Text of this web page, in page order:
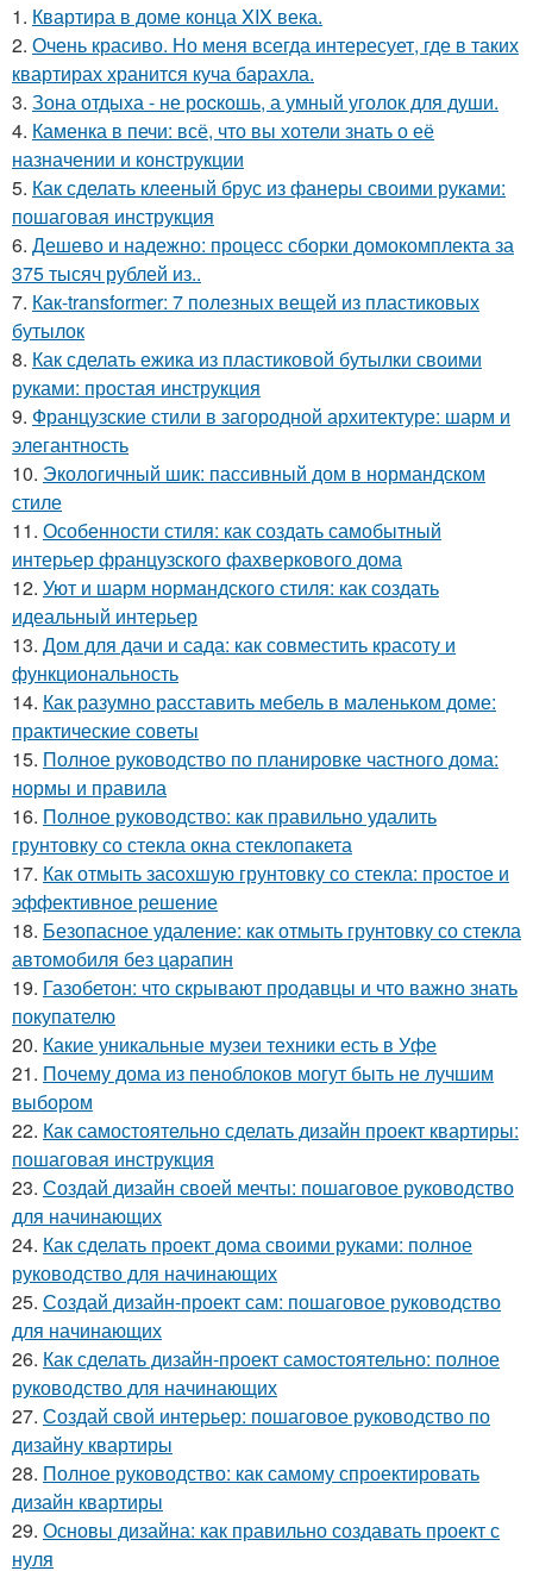
1. Квартира в доме конца XIX века.
2. Очень красиво. Но меня всегда интересует, где в таких
квартирах хранится куча барахла.
3. Зона отдыха - не роcкошь, а умный уголок для души.
4. Каменка в печи: всё, что вы хотели знать о её
назначении и конструкции
5. Как сделать клееный брус из фанеры своими руками:
пошаговая инструкция
6. Дешево и надежно: процесс сборки домокомплекта за
375 тысяч рублей из..
7. Как-transformer: 7 полезных вещей из пластиковых
бутылок
8. Как сделать ежика из пластиковой бутылки своими
руками: простая инструкция
9. Французские стили в загородной архитектуре: шарм и
элегантность
10. Экологичный шик: пассивный дом в нормандском
стиле
11. Особенности стиля: как создать самобытный
интерьер французского фахверкового дома
12. Уют и шарм нормандского стиля: как создать
идеальный интерьер
13. Дом для дачи и сада: как совместить красоту и
функциональность
14. Как разумно расставить мебель в маленьком доме:
практические советы
15. Полное руководство по планировке частного дома:
нормы и правила
16. Полное руководство: как правильно удалить
грунтовку со стекла окна стеклопакета
17. Как отмыть засохшую грунтовку со стекла: простое и
эффективное решение
18. Безопасное удаление: как отмыть грунтовку со стекла
автомобиля без царапин
19. Газобетон: что скрывают продавцы и что важно знать
покупателю
20. Какие уникальные музеи техники есть в Уфе
21. Почему дома из пеноблоков могут быть не лучшим
выбором
22. Как самостоятельно сделать дизайн проект квартиры:
пошаговая инструкция
23. Создай дизайн своей мечты: пошаговое руководство
для начинающих
24. Как сделать проект дома своими руками: полное
руководство для начинающих
25. Создай дизайн-проект сам: пошаговое руководство
для начинающих
26. Как сделать дизайн-проект самостоятельно: полное
руководство для начинающих
27. Создай свой интерьер: пошаговое руководство по
дизайну квартиры
28. Полное руководство: как самому спроектировать
дизайн квартиры
29. Основы дизайна: как правильно создавать проект с
нуля